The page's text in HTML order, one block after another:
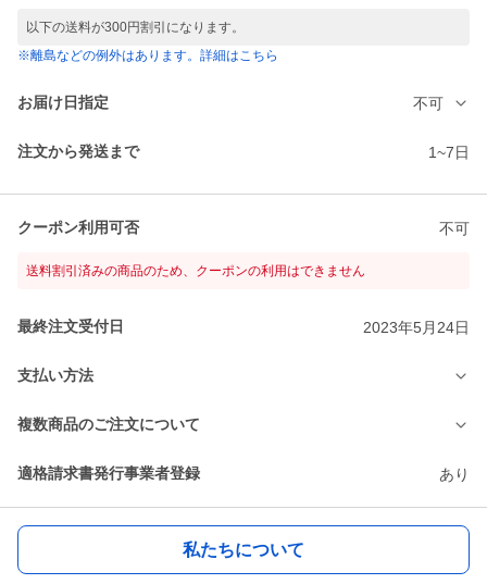
以下の送料が300円割引になります。
※離島などの例外はあります。詳細はこちら
お届け日指定 不可
注文から発送まで 1~7日
クーポン利用可否 不可
送料割引済みの商品のため、クーポンの利用はできません
最終注文受付日 2023年5月24日
支払い方法
複数商品のご注文について
適格請求書発行事業者登録 あり
私たちについて